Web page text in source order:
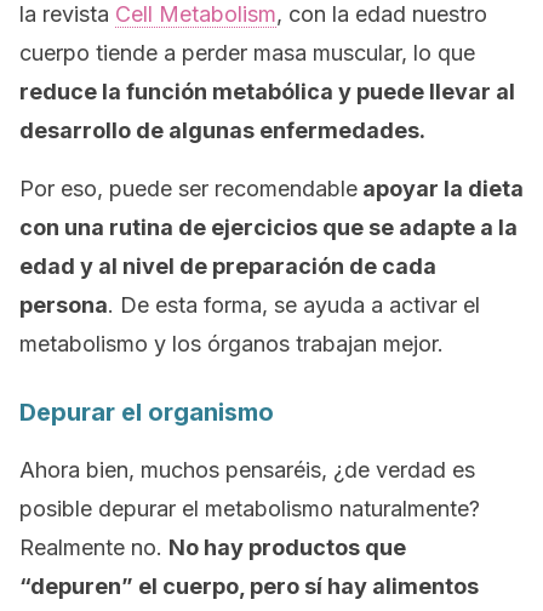
la revista Cell Metabolism, con la edad nuestro
cuerpo tiende a perder masa muscular, lo que
reduce la función metabólica y puede llevar al
desarrollo de algunas enfermedades.
Por eso, puede ser recomendable apoyar la dieta
con una rutina de ejercicios que se adapte a la
edad y al nivel de preparación de cada
persona. De esta forma, se ayuda a activar el
metabolismo y los órganos trabajan mejor.
Depurar el organismo
Ahora bien, muchos pensaréis, ¿de verdad es
posible depurar el metabolismo naturalmente?
Realmente no. No hay productos que
“depuren” el cuerpo, pero sí hay alimentos